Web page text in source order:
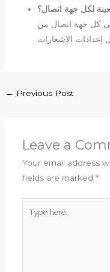
لكل جهة اتصال؟
كل جهة اتصال من
← Previous Post
Leave a
Your email address
fields are marked *
here..